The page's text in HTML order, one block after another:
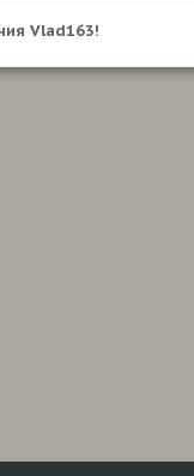
Vlad163!